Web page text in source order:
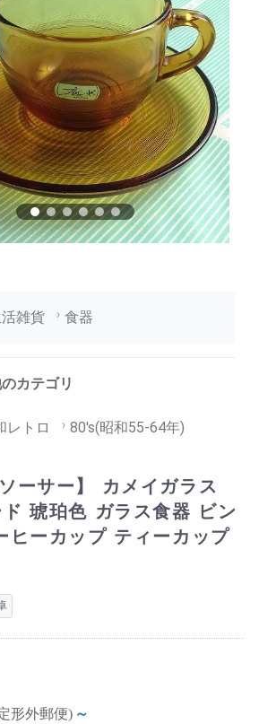
雑貨 食器
カテゴリ
レトロ 80's(昭和55-64年)
ーサー】 カメイガラス
琥珀色 ガラス食器 ビン
ヒーカップ ティーカップ
形外郵便) ～